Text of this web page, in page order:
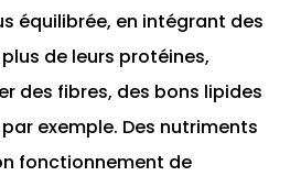
équilibrée, en intégrant des
de leurs protéines,
des fibres, des bons lipides
exemple. Des nutriments
fonctionnement de